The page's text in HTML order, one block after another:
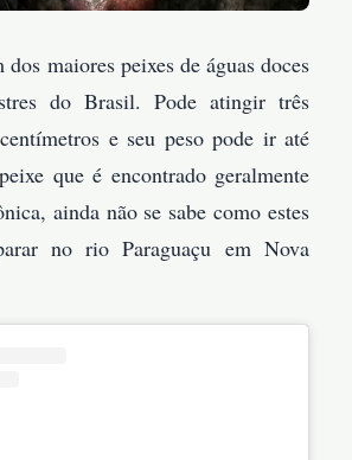
maiores peixes de águas doces
do Brasil. Pode atingir três
e seu peso pode ir até
que é encontrado geralmente
ainda não se sabe como estes
no rio Paraguaçu em Nova